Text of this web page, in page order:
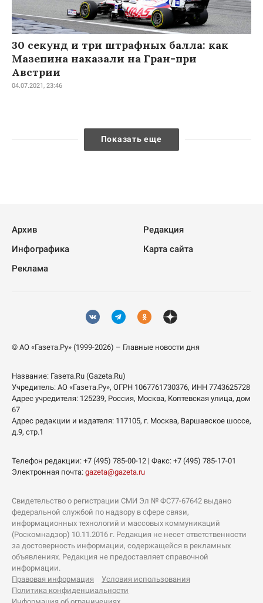
30 секунд и три штрафных балла: как
Мазепина наказали на Гран-при
Австрии
04.07.2021, 23:46
Показать еще
Архив
Редакция
Инфографика
Карта сайта
Реклама
© АО «Газета.Ру» (1999-2026) – Главные новости дня
Название: Газета.Ru (Gazeta.Ru)
Учредитель: АО «Газета.Ру», ОГРН 1067761730376, ИНН 7743625728
Адрес учредителя: 125239, Россия, Москва, Коптевская улица, дом
67
Адрес редакции и издателя: 117105, г. Москва, Варшавское шоссе,
д.9, стр.1
Телефон редакции: +7 (495) 785-00-12 | Факс: +7 (495) 785-17-01
Электронная почта: gazeta@gazeta.ru
Свидетельство о регистрации СМИ Эл № ФС77-67642 выдано
федеральной службой по надзору в сфере связи,
информационных технологий и массовых коммуникаций
(Роскомнадзор) 10.11.2016 г. Редакция не несет ответственности
за достоверность информации, содержащейся в рекламных
объявлениях. Редакция не предоставляет справочной
информации.
Правовая информация
Условия использования
Политика конфиденциальности